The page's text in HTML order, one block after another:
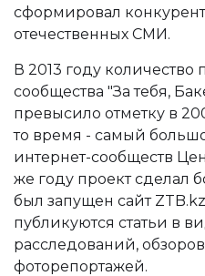
сформировал
отечественных СМИ.
В 2013 году количество
сообщества "За тебя,
превысило отметку в
то время - самый
интернет-сообществ
же году проект сделал
был запущен сайт
публикуются статьи в
расследований,
фоторепортажей.